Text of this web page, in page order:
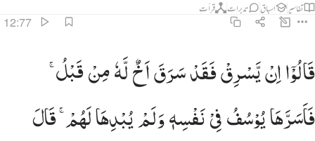
تفاسیر اسباق تدبرات قرأت
12:77
۞ قالوا ان يسرق فقد سرق اخ له من قبل فاسرها يوسف في نفسه ولم يبدها لهم قال انتم شر مكانا والله
۞ قَالُوٓا۟ إِن يَسْرِقْ فَقَدْ سَرَقَ أَخٌۭ لَّهُۥ مِن قَبْلُ ۚ فَأَسَرَّهَا يُوسُفُ فِى نَفْسِهِۦ وَلَمْ يُبْدِهَا لَهُمْ ۚ قَالَ أَنتُمْ شَرٌّۭ مَّكَانًۭا
قَالُوْۤااِنْیَّسْرِقْفَقَدْسَرَقَاَخٌلَّهٗمِنْقَبْلُ ۚ
فَاَسَرَّهَایُوْسُفُفِیْنَفْسِهٖوَلَمْیُبْدِهَالَهُمْ ۚ قَالَ